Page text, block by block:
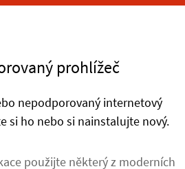
prohlížeč
nepodporovaný internetový
si ho nebo si nainstalujte nový.
použijte některý z moderních